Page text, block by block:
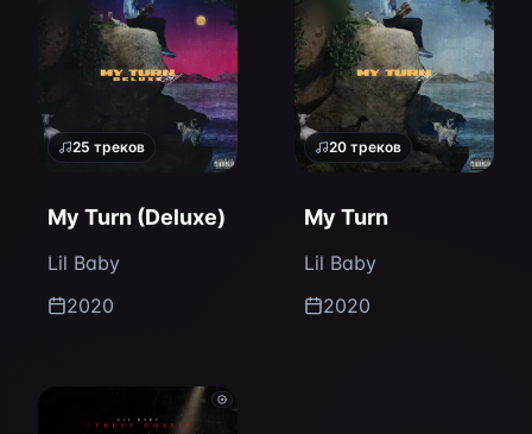
25 треков
My Turn (Deluxe)
Lil Baby
2020
20 треков
My Turn
Lil Baby
2020